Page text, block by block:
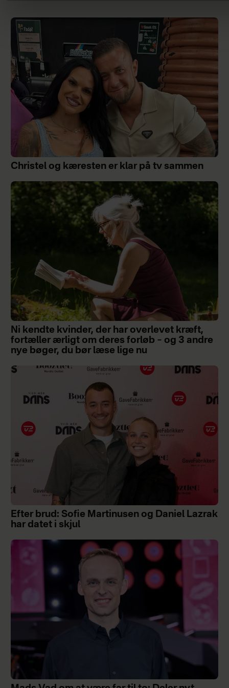
Christel og kæresten er klar på tv sammen
Ni kendte kvinder, der har overlevet kræft,
fortæller ærligt om deres forløb – og 3 andre
nye bøger, du bør læse lige nu
Efter brud: Sofie Martinusen og Daniel Lazrak
har datet i skjul